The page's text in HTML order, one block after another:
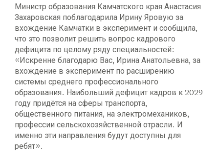
Министр образования Камчатского края Анастасия
Захаровская поблагодарила Ирину Яровую за
вхождение Камчатки в эксперимент и сообщила,
что это позволит решить вопрос кадрового
дефицита по целому ряду специальностей:
«Искренне благодарю Вас, Ирина Анатольевна, за
вхождение в эксперимент по расширению
системы среднего профессионального
образования. Наибольший дефицит кадров к 2029
году придётся на сферы транспорта,
общественного питания, на электромехаников,
профессии сельскохозяйственной отрасли. И
именно эти направления будут доступны для
ребят».